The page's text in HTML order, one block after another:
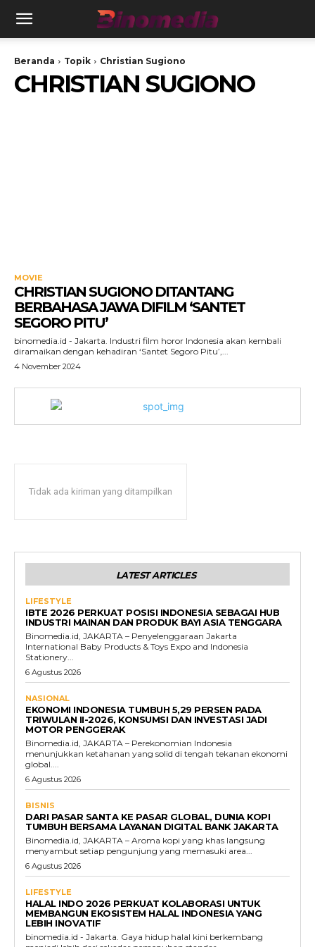
Beranda Topik Christian Sugiono
CHRISTIAN SUGIONO
MOVIE
CHRISTIAN SUGIONO DITANTANG
BERBAHASA JAWA DIFILM ‘SANTET
SEGORO PITU’
binomedia.id - Jakarta. Industri film horor Indonesia akan kembali
diramaikan dengan kehadiran ‘Santet Segoro Pitu’,...
4 November 2024
Tidak ada kiriman yang ditampilkan
LATEST ARTICLES
LIFESTYLE
IBTE 2026 PERKUAT POSISI INDONESIA SEBAGAI HUB
INDUSTRI MAINAN DAN PRODUK BAYI ASIA TENGGARA
Binomedia.id, JAKARTA – Penyelenggaraan Jakarta
International Baby Products & Toys Expo and Indonesia
Stationery...
6 Agustus 2026
NASIONAL
EKONOMI INDONESIA TUMBUH 5,29 PERSEN PADA
TRIWULAN II-2026, KONSUMSI DAN INVESTASI JADI
MOTOR PENGGERAK
Binomedia.id, JAKARTA – Perekonomian Indonesia
menunjukkan ketahanan yang solid di tengah tekanan ekonomi
global....
6 Agustus 2026
BISNIS
DARI PASAR SANTA KE PASAR GLOBAL, DUNIA KOPI
TUMBUH BERSAMA LAYANAN DIGITAL BANK JAKARTA
Binomedia.id, JAKARTA – Aroma kopi yang khas langsung
menyambut setiap pengunjung yang memasuki area...
6 Agustus 2026
LIFESTYLE
HALAL INDO 2026 PERKUAT KOLABORASI UNTUK
MEMBANGUN EKOSISTEM HALAL INDONESIA YANG
LEBIH INOVATIF
binomedia.id - Jakarta. Gaya hidup halal kini berkembang